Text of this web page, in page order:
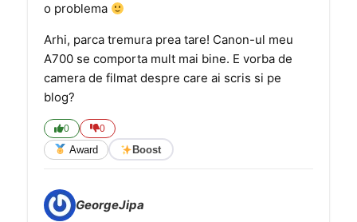
o problema
Arhi, parca tremura prea tare! Canon-ul meu
A700 se comporta mult mai bine. E vorba de
camera de filmat despre care ai scris si pe
blog?
0 0
Award Boost
GeorgeJipa